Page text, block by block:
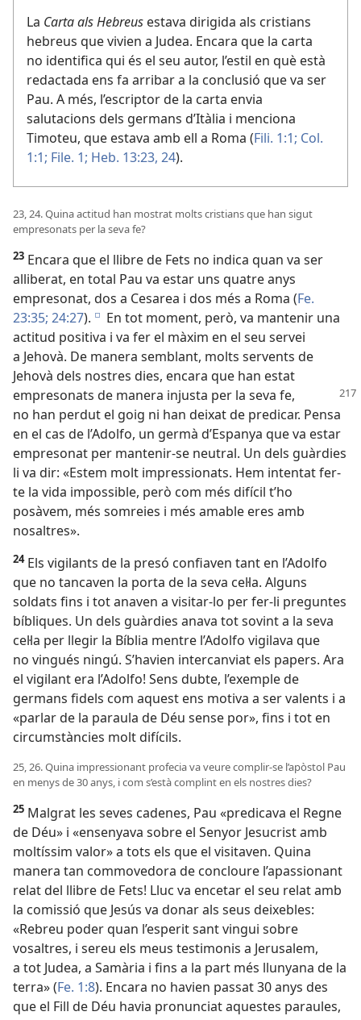
La Carta als Hebreus estava dirigida als cristians
hebreus que vivien a Judea. Encara que la carta
no identifica qui és el seu autor, l’estil en què està
redactada ens fa arribar a la conclusió que va ser
Pau. A més, l’escriptor de la carta envia
salutacions dels germans d’Itàlia i menciona
Timoteu, que estava amb ell a Roma (Fili. 1:1; Col.
1:1; File. 1; Heb. 13:23, 24).
23, 24. Quina actitud han mostrat molts cristians que han sigut
empresonats per la seva fe?
23 Encara que el llibre de Fets no indica quan va ser
alliberat, en total Pau va estar uns quatre anys
empresonat, dos a Cesarea i dos més a Roma (Fe.
23:35; 24:27). e En tot moment, però, va mantenir una
actitud positiva i va fer el màxim en el seu servei
a Jehovà. De manera semblant, molts servents de
Jehovà dels nostres dies, encara que han estat
empresonats de manera injusta per la seva fe,
no han perdut el goig ni han deixat de predicar. Pensa
en el cas de l’Adolfo, un germà d’Espanya que va estar
empresonat per mantenir-se neutral. Un dels guàrdies
li va dir: «Estem molt impressionats. Hem intentat fer-
te la vida impossible, però com més difícil t’ho
posàvem, més somreies i més amable eres amb
nosaltres».
24Els vigilants de la presó confiaven tant en l’Adolfo
que no tancaven la porta de la seva cel·la. Alguns
soldats fins i tot anaven a visitar-lo per fer-li preguntes
bíbliques. Un dels guàrdies anava tot sovint a la seva
cel·la per llegir la Bíblia mentre l’Adolfo vigilava que
no vingués ningú. S’havien intercanviat els papers. Ara
el vigilant era l’Adolfo! Sens dubte, l’exemple de
germans fidels com aquest ens motiva a ser valents i a
«parlar de la paraula de Déu sense por», fins i tot en
circumstàncies molt difícils.
25, 26. Quina impressionant profecia va veure complir-se l’apòstol Pau
en menys de 30 anys, i com s’està complint en els nostres dies?
25 Malgrat les seves cadenes, Pau «predicava el Regne
de Déu» i «ensenyava sobre el Senyor Jesucrist amb
moltíssim valor» a tots els que el visitaven. Quina
manera tan commovedora de concloure l’apassionant
relat del llibre de Fets! Lluc va encetar el seu relat amb
la comissió que Jesús va donar als seus deixebles:
«Rebreu poder quan l’esperit sant vingui sobre
vosaltres, i sereu els meus testimonis a Jerusalem,
a tot Judea, a Samària i fins a la part més llunyana de la
terra» (Fe. 1:8). Encara no havien passat 30 anys des
que el Fill de Déu havia pronunciat aquestes paraules,